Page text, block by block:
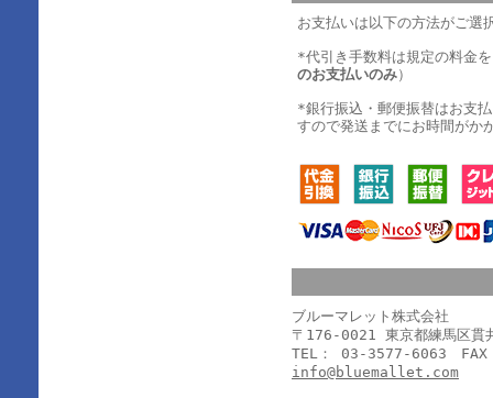
お支払いは以下の方法がご選
*代引き手数料は規定の料金
のお支払いのみ）
*銀行振込・郵便振替はお支
すので発送までにお時間がか
ブルーマレット株式会社
〒176-0021 東京都練馬区貫
TEL： 03-3577-6063
info@bluemallet.com